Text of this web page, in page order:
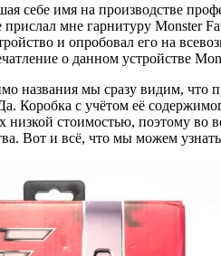
себе имя на производстве
прислал мне гарнитуру Monster
и опробовал его на
о данном устройстве
названия мы сразу видим, что
Коробка с учётом её
стоимостью, поэтому во
Вот и всё, что мы можем